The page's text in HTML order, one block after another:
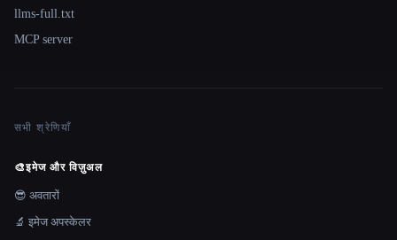
llms-full.txt
MCP server
सभी श्रेणियाँ
🎨इमेज और विज़ुअल
😎 अवतारों
🔬 इमेज अपस्केलर